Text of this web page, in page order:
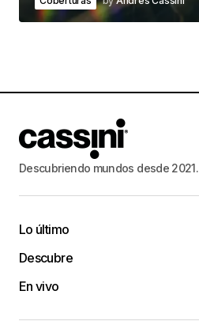
Descubriendo mundos desde 2021.
Lo último
Descubre
En vivo